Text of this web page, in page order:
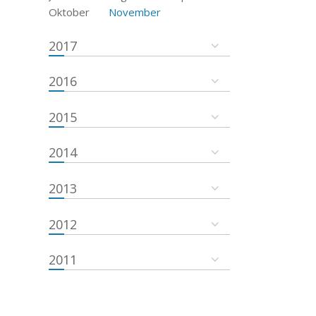
Oktober
November
2017
2016
2015
2014
2013
2012
2011